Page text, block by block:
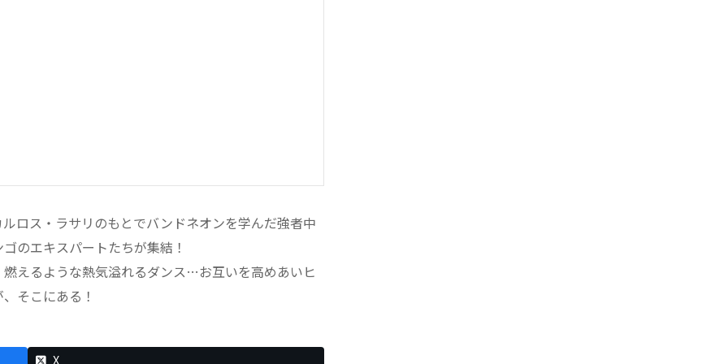
ロス・ラサリのもとでバンドネオンを学んだ強者中
のエキスパートたちが集結！
えるような熱気溢れるダンス…お互いを高めあいヒ
そこにある！
X